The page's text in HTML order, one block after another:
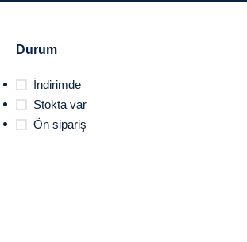
Durum
İndirimde
Stokta var
Ön sipariş